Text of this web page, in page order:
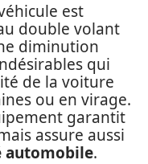
est
double volant
diminution
qui
de la voiture
ou en virage.
garantit
assure aussi
automobile.